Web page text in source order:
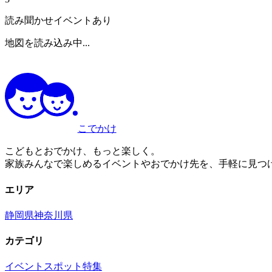
読み聞かせイベントあり
地図を読み込み中...
こでかけ
こどもとおでかけ、もっと楽しく。
家族みんなで楽しめるイベントやおでかけ先を、手軽に見つ
エリア
静岡県神奈川県
カテゴリ
イベント スポット 特集